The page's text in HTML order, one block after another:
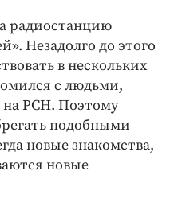
радиостанцию
Незадолго до этого
в нескольких
с людьми,
на РСН. Поэтому
подобными
новые знакомства,
новые